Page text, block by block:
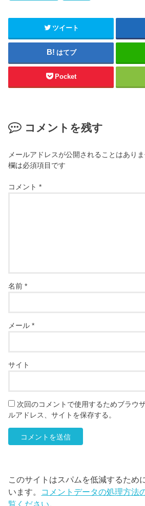
ツイート
はてブ
Pocket
コメントを残す
メールアドレスが公開されることはありま
欄は必須項目です
コメント*
名前*
メール*
サイト
次回のコメントで使用するためブラウ
ルアドレス、サイトを保存する。
このサイトはスパムを低減するため
います。 コメントデータの処理方法
覧ください。